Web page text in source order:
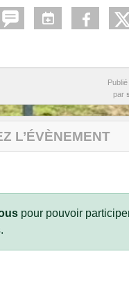
Publié
par
L’ÉVÈNEMENT
pour pouvoir